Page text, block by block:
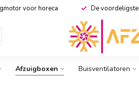
voor horeca De voordeligste
Afzuigboxen Buisventilatoren